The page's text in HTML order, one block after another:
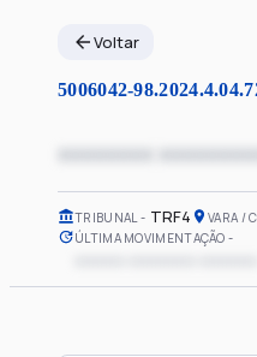
Voltar
5006042-
xxxxxxxx
TRIBUNAL TRF4 VARA /
ÚLTIMA MOVIMENTAÇÃO